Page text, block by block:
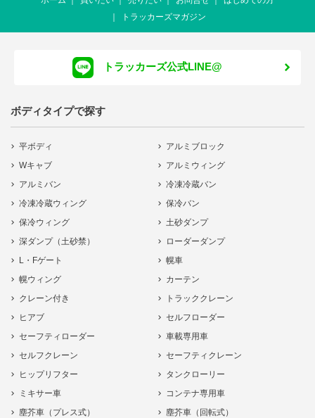
トラッカーズマガジン
トラッカーズ公式LINE@
ボディタイプで探す
平ボディ
アルミブロック
Wキャブ
アルミウィング
アルミバン
冷凍冷蔵バン
冷凍冷蔵ウィング
保冷バン
保冷ウィング
土砂ダンプ
深ダンプ（土砂禁）
ローダーダンプ
L・Fゲート
幌車
幌ウィング
カーテン
クレーン付き
トラッククレーン
ヒアブ
セルフローダー
セーフティローダー
車載専用車
セルフクレーン
セーフティクレーン
ヒップリフター
タンクローリー
ミキサー車
コンテナ専用車
塵芥車（プレス式）
塵芥車（回転式）